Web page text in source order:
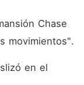
Chase
movimientos".
en el